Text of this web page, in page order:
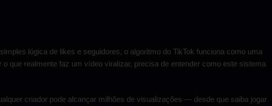
lógica de likes e seguidores, o algoritmo do TikTok funciona como uma
que realmente faz um vídeo viralizar, precisa de entender como este sistema
criador pode alcançar milhões de visualizações — desde que saiba jogar